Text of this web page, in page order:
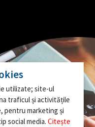
utilizate; site-ul
traficul și activitățile
pentru marketing și
social media. Citește